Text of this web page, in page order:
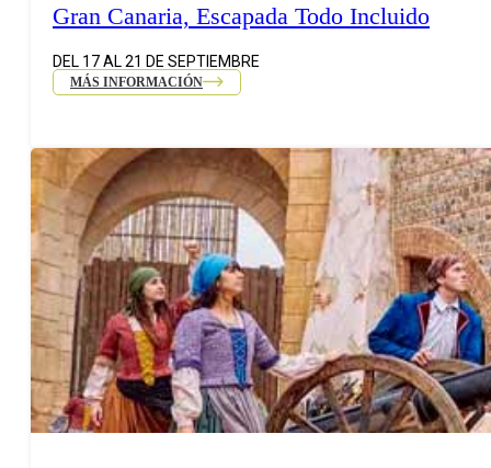
Gran Canaria, Escapada Todo Incluido
DEL 17 AL 21 DE SEPTIEMBRE
MÁS INFORMACIÓN